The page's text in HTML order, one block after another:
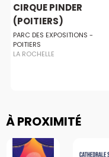
CIRQUE PINDER
(POITIERS)
PARC DES EXPOSITIONS -
POITIERS
LA ROCHELLE
À PROXIMITÉ